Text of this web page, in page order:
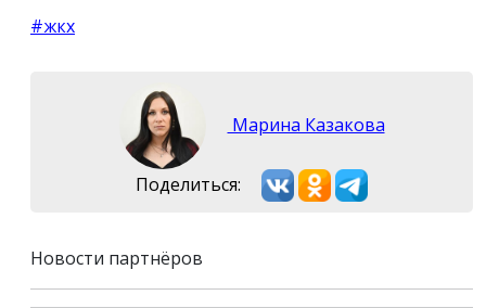
#жкх
Марина Казакова
Поделиться:
Новости партнёров